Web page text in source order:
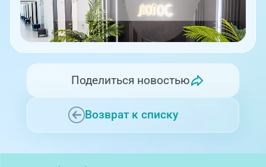
Возврат к списку
Поделиться новостью